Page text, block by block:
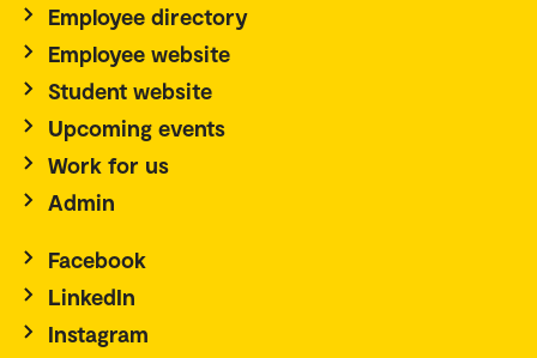
Employee directory
Employee website
Student website
Upcoming events
Work for us
Admin
Facebook
LinkedIn
Instagram